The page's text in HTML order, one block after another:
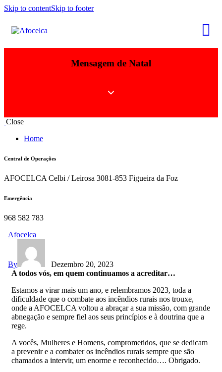
Skip to contentSkip to footer
Mensagem de Natal
Close
Home
Central de Operações
AFOCELCA Celbi / Leirosa 3081-853 Figueira da Foz
Emergência
968 582 783
Afocelca
By
Dezembro 20, 2023
A todos vós, em quem continuamos a acreditar…
Estamos a virar mais um ano, e relembramos 2023, toda a
dificuldade que o combate aos incêndios rurais nos trouxe,
onde a AFOCELCA voltou a abraçar a sua missão, com grande
abnegação e sempre fiel aos seus princípios e à doutrina que a
rege.
A vocês, Mulheres e Homens, comprometidos, que se dedicam
a prevenir e a combater os incêndios rurais sempre que são
chamados a intervir, um enorme e reconhecido…. Obrigado.